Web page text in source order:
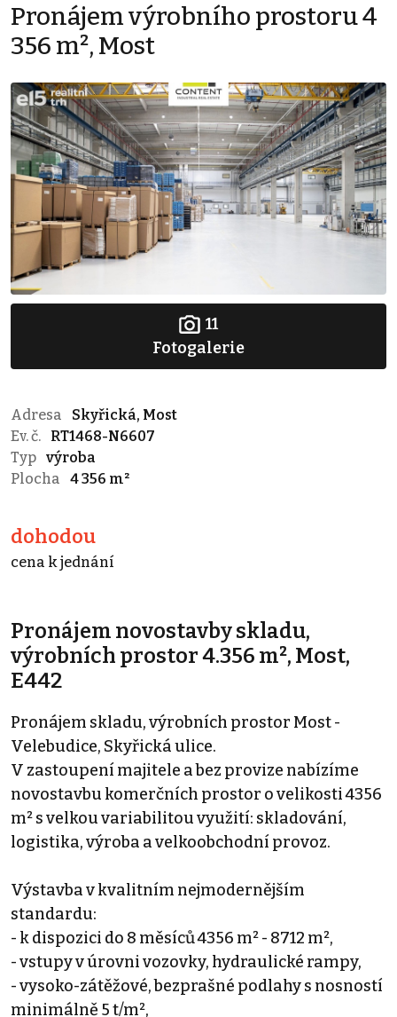
Pronájem výrobního prostoru 4
356 m², Most
11
Fotogalerie
Adresa
Skyřická, Most
Ev. č.
RT1468-N6607
Typ výroba
Plocha
4 356 m²
dohodou
cena k jednání
Pronájem novostavby skladu,
výrobních prostor 4.356 m², Most,
E442
Pronájem skladu, výrobních prostor Most -
Velebudice, Skyřická ulice.
V zastoupení majitele a bez provize nabízíme
novostavbu komerčních prostor o velikosti 4356
m² s velkou variabilitou využití: skladování,
logistika, výroba a velkoobchodní provoz.
Výstavba v kvalitním nejmodernějším
standardu:
- k dispozici do 8 měsíců 4356 m² - 8712 m²,
- vstupy v úrovni vozovky, hydraulické rampy,
- vysoko-zátěžové, bezprašné podlahy s nosností
minimálně 5 t/m²,